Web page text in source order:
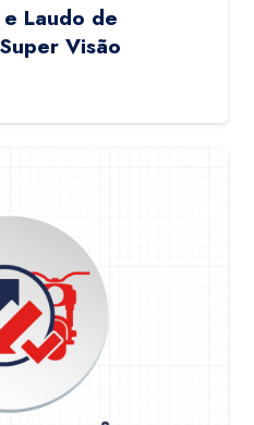
Laudo de
Visão